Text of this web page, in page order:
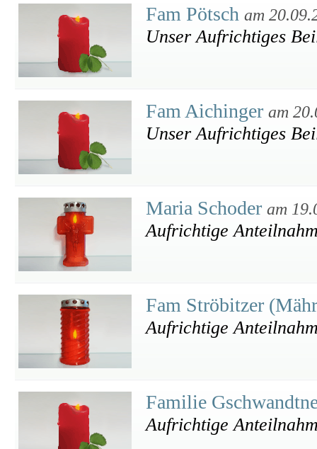
Fam Pötsch am
Unser Aufrichtiges
Fam Aichinger am
Unser Aufrichtiges
Maria Schoder am
Aufrichtige
Fam Ströbitzer
Aufrichtige
Familie
Aufrichtige